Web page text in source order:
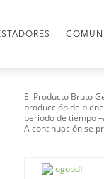
El Producto Bruto
producción de
periodo de tiempo
A continuación se